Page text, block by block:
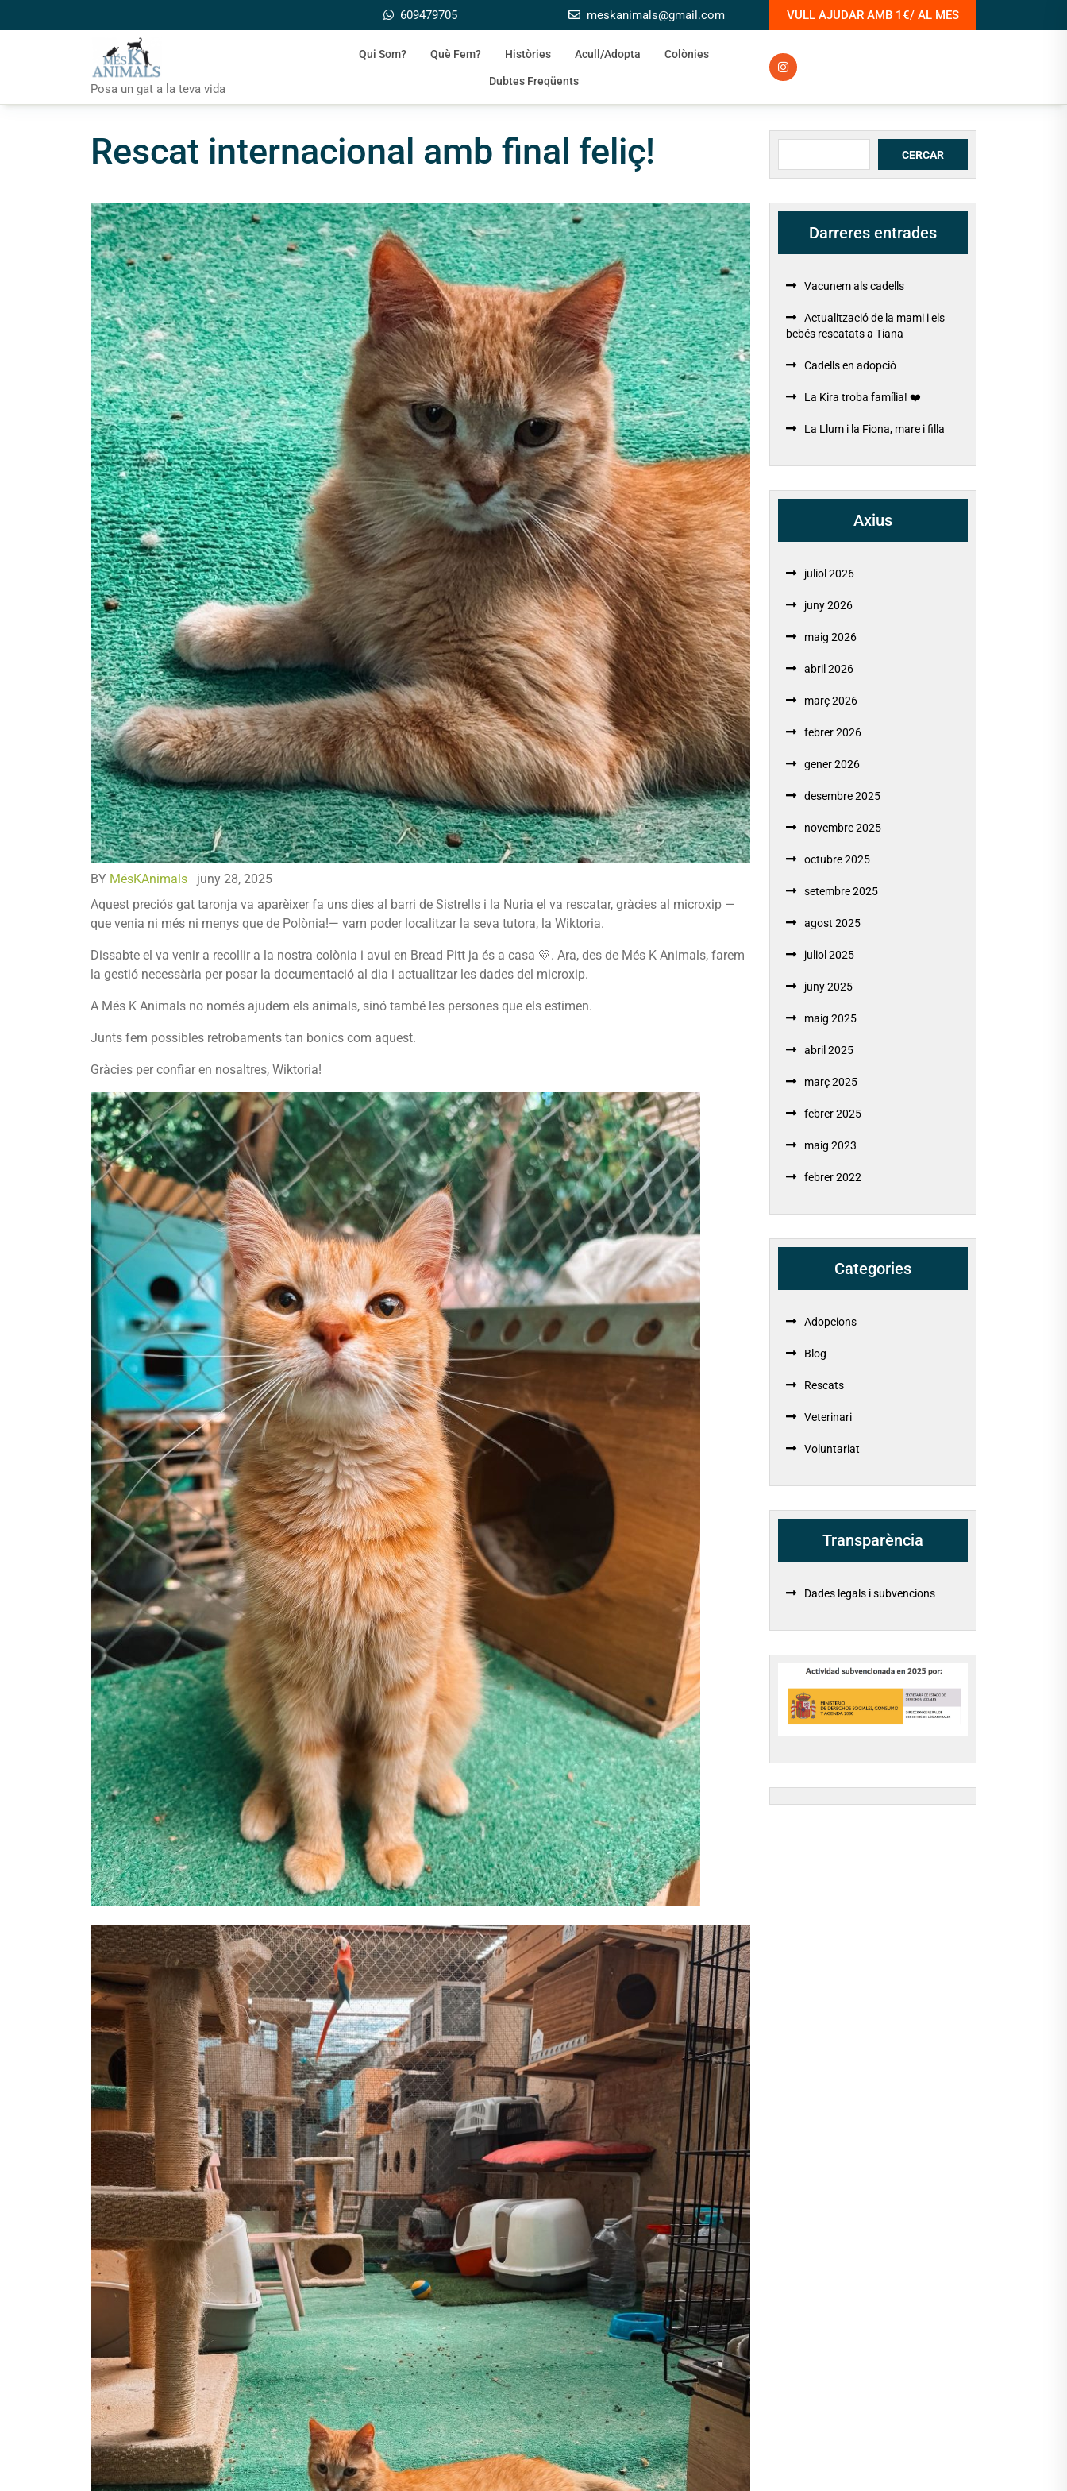
to
609479705 meskanimals@gmail.com VULL AJUDAR AMB 1€/ AL MES
Posa un gat a la teva vida
Qui Som? Què Fem? Històries Acull/Adopta Colònies
Dubtes Freqüents
Rescat internacional amb final feliç!
BY MésKAnimals
juny 28, 2025
Aquest preciós gat taronja va aparèixer fa uns dies al barri de Sistrells i la Nuria el va rescatar, gràcies al microxip —
que venia ni més ni menys que de Polònia!— vam poder localitzar la seva tutora, la Wiktoria.
Dissabte el va venir a recollir a la nostra colònia i avui en Bread Pitt ja és a casa 💛. Ara, des de Més K Animals, farem
la gestió necessària per posar la documentació al dia i actualitzar les dades del microxip.
A Més K Animals no només ajudem els animals, sinó també les persones que els estimen.
Junts fem possibles retrobaments tan bonics com aquest.
Gràcies per confiar en nosaltres, Wiktoria!
Cerca CERCAR
Darreres entrades
Vacunem als cadells
Actualització de la mami i els
bebés rescatats a Tiana
Cadells en adopció
La Kira troba família! ❤️
La Llum i la Fiona, mare i filla
Axius
juliol 2026
juny 2026
maig 2026
abril 2026
març 2026
febrer 2026
gener 2026
desembre 2025
novembre 2025
octubre 2025
setembre 2025
agost 2025
juliol 2025
juny 2025
maig 2025
abril 2025
març 2025
febrer 2025
maig 2023
febrer 2022
Categories
Adopcions
Blog
Rescats
Veterinari
Voluntariat
Transparència
Dades legals i subvencions